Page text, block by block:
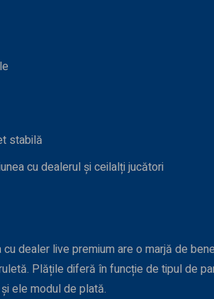
stabilă
cu dealerul și ceilalți jucători
dealer live premium are o marjă de
Plățile diferă în funcție de tipul de
ele modul de plată.